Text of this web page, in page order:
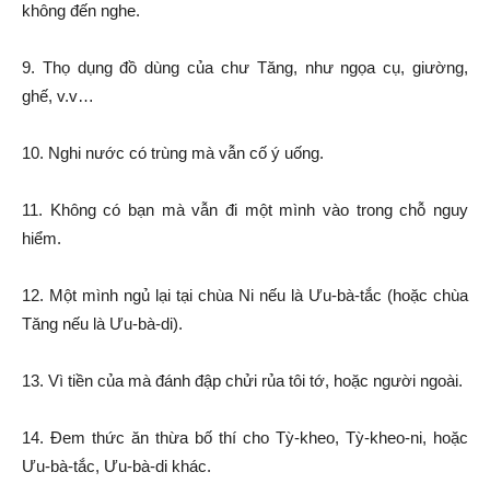
không đến nghe.
9. Thọ dụng đồ dùng của chư Tăng, như ngọa cụ, giường,
ghế, v.v…
10. Nghi nước có trùng mà vẫn cố ý uống.
11. Không có bạn mà vẫn đi một mình vào trong chỗ nguy
hiểm.
12. Một mình ngủ lại tại chùa Ni nếu là Ưu-bà-tắc (hoặc chùa
Tăng nếu là Ưu-bà-di).
13. Vì tiền của mà đánh đập chửi rủa tôi tớ, hoặc người ngoài.
14. Đem thức ăn thừa bố thí cho Tỳ-kheo, Tỳ-kheo-ni, hoặc
Ưu-bà-tắc, Ưu-bà-di khác.